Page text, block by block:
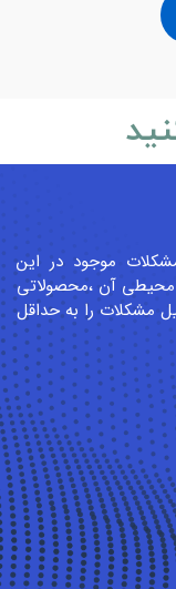
در این
،محصولاتی
را به حداقل